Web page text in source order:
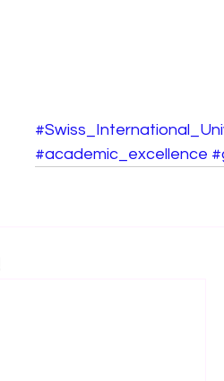
#academic_excellence